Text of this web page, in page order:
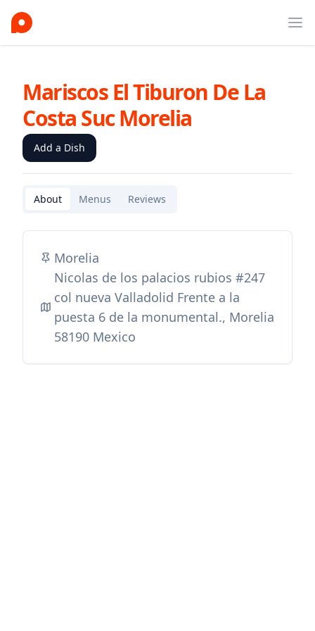
Mariscos El Tiburon De La
Costa Suc Morelia
Add a Dish
About Menus Reviews
Morelia
Nicolas de los palacios rubios #247
col nueva Valladolid Frente a la
puesta 6 de la monumental., Morelia
58190 Mexico